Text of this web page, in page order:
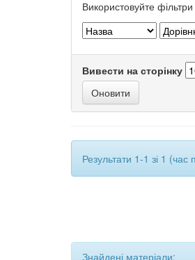
Використовуйте
Вивести на сторінку
Результати 1-1 зі 1
Знайдені матеріали: